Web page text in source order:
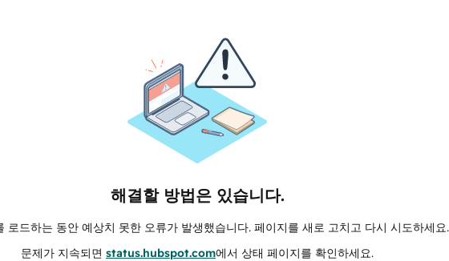
해결할 방법은 있습니다.
로드하는 동안 예상치 못한 오류가 발생했습니다. 페이지를 새로 고치고 다시 시도하세요.
문제가 지속되면 status.hubspot.com에서 상태 페이지를 확인하세요.